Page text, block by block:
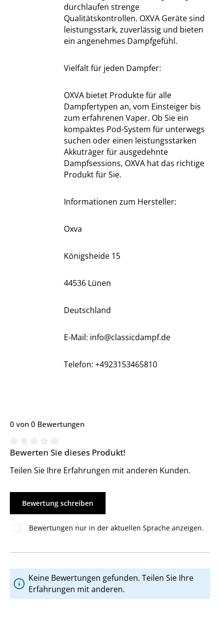
durchlaufen strenge
Qualitätskontrollen. OXVA Geräte sind
leistungsstark, zuverlässig und bieten
ein angenehmes Dampfgefühl.
Vielfalt für jeden Dampfer:
OXVA bietet Produkte für alle
Dampfertypen an, vom Einsteiger bis
zum erfahrenen Vaper. Ob Sie ein
kompaktes Pod-System für unterwegs
suchen oder einen leistungsstarken
Akkuträger für ausgedehnte
Dampfsessions, OXVA hat das richtige
Produkt für Sie.
Informationen zum Hersteller:
Oxva
Königsheide 15
44536 Lünen
Deutschland
E-Mail: info@classicdampf.de
Telefon: +4923153465810
0 von 0 Bewertungen
Durchschnittliche Bewertung von 0 von 5 Sternen
Bewerten Sie dieses Produkt!
Teilen Sie Ihre Erfahrungen mit anderen Kunden.
Bewertung schreiben
Bewertungen nur in der aktuellen Sprache anzeigen.
Keine Bewertungen gefunden. Teilen Sie Ihre
Erfahrungen mit anderen.